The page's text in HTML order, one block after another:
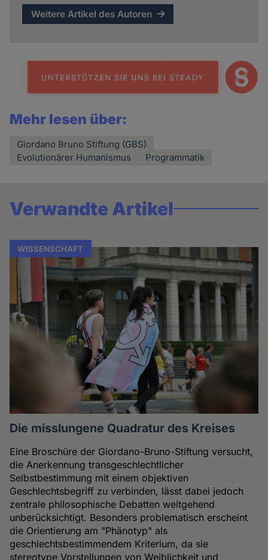
Weitere Artikel des Autoren
Mehr lesen über:
Giordano Bruno Stiftung (GBS)
Evolutionärer Humanismus
Programmatik
Verwandte Artikel
WISSENSCHAFT
Die misslungene Quadratur des Kreises
Eine Broschüre der Giordano-Bruno-Stiftung versucht,
die Anerkennung transgeschlechtlicher
Selbstbestimmung mit einem objektiven
Geschlechtsbegriff zu verbinden, lässt dabei jedoch
zentrale philosophische Debatten weitgehend
unberücksichtigt. Besonders problematisch erscheint
die Orientierung am "Phänotyp" als
geschlechtsbestimmendem Kriterium, da sie
stereotype Vorstellungen von Weiblichkeit und